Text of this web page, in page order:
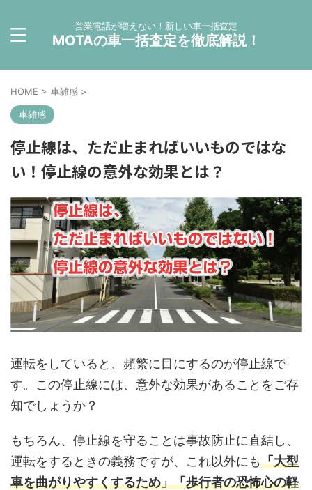
営業電話が増えない！新しい車一括査定
MOTAの車一括査定を徹底解説！
HOME > 車雑感 >
車雑感
停止線は、ただ止まればいいものではな
い！停止線の意外な効果とは？
運転をしていると、頻繁に目にするのが停止線で
す。この停止線には、意外な効果があることをご存
知でしょうか？
もちろん、停止線を守ることは事故防止に直結し、
運転をするときの義務ですが、これ以外にも「大型
車を曲がりやすくするため」「歩行者の恐怖心の軽